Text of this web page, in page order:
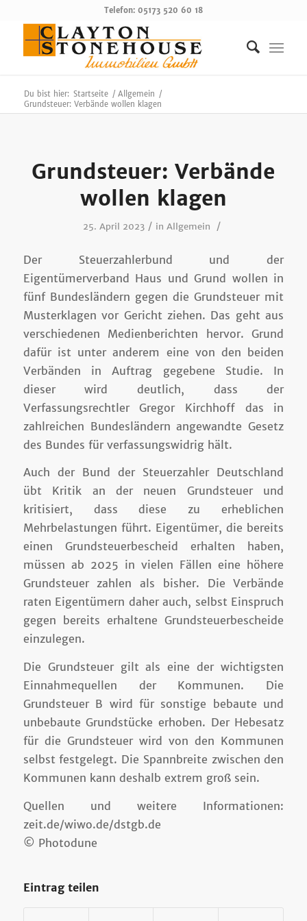
Telefon: 05173 520 60 18
Du bist hier: Startseite / Allgemein /
Grundsteuer: Verbände wollen klagen
Grundsteuer: Verbände
wollen klagen
25. April 2023 / in Allgemein /
Der Steuerzahlerbund und der
Eigentümerverband Haus und Grund wollen in
fünf Bundesländern gegen die Grundsteuer mit
Musterklagen vor Gericht ziehen. Das geht aus
verschiedenen Medienberichten hervor. Grund
dafür ist unter anderem eine von den beiden
Verbänden in Auftrag gegebene Studie. In
dieser wird deutlich, dass der
Verfassungsrechtler Gregor Kirchhoff das in
zahlreichen Bundesländern angewandte Gesetz
des Bundes für verfassungswidrig hält.
Auch der Bund der Steuerzahler Deutschland
übt Kritik an der neuen Grundsteuer und
kritisiert, dass diese zu erheblichen
Mehrbelastungen führt. Eigentümer, die bereits
einen Grundsteuerbescheid erhalten haben,
müssen ab 2025 in vielen Fällen eine höhere
Grundsteuer zahlen als bisher. Die Verbände
raten Eigentümern daher auch, selbst Einspruch
gegen bereits erhaltene Grundsteuerbescheide
einzulegen.
Die Grundsteuer gilt als eine der wichtigsten
Einnahmequellen der Kommunen. Die
Grundsteuer B wird für sonstige bebaute und
unbebaute Grundstücke erhoben. Der Hebesatz
für die Grundsteuer wird von den Kommunen
selbst festgelegt. Die Spannbreite zwischen den
Kommunen kann deshalb extrem groß sein.
Quellen und weitere Informationen:
zeit.de/wiwo.de/dstgb.de
© Photodune
Eintrag teilen